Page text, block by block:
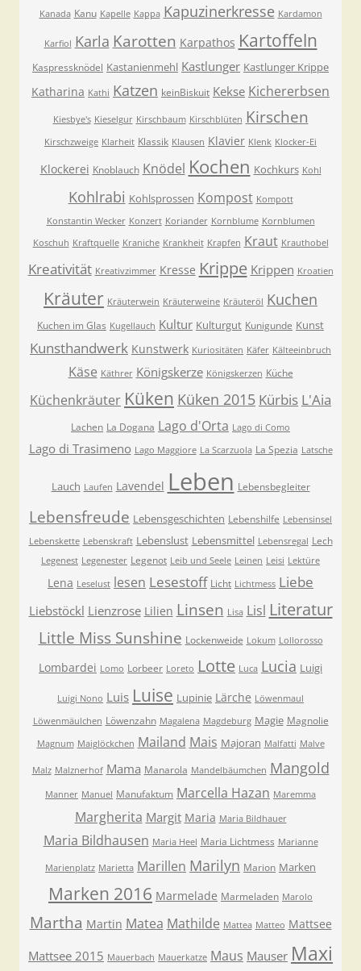
Kanada Kanu Kapelle Kappa Kapuzinerkresse Kardamon
Karfiol Karla Karotten Karpathos Kartoffeln
Kaspressknödel Kastanienmehl Kastlunger Kastlunger Krippe
Katharina Kathi Katzen keinBiskuit Kekse Kichererbsen
Kiesbye's Kieselgur Kirschbaum Kirschblüten Kirschen
Kirschzweige Klarheit Klassik Klausen Klavier Klenk Klocker-Ei
Klockerei Knoblauch Knödel Kochen Kochkurs Kohl
Kohlrabi Kohlsprossen Kompost Kompott
Konstantin Wecker Konzert Koriander Kornblume Kornblumen
Koschuh Kraftquelle Kraniche Krankheit Krapfen Kraut Krauthobel
Kreativität Kreativzimmer Kresse Krippe Krippen Kroatien
Kräuter Kräuterwein Kräuterweine Kräuteröl Kuchen
Kuchen im Glas Kugellauch Kultur Kulturgut Kunigunde Kunst
Kunsthandwerk Kunstwerk Kuriositäten Käfer Kälteeinbruch
Käse Käthrer Königskerze Königskerzen Küche
Küchenkräuter Küken Küken 2015 Kürbis L'Aia
Lachen La Dogana Lago d'Orta Lago di Como
Lago di Trasimeno Lago Maggiore La Scarzuola La Spezia Latsche
Lauch Laufen Lavendel Leben Lebensbegleiter
Lebensfreude Lebensgeschichten Lebenshilfe Lebensinsel
Lebenskette Lebenskraft Lebenslust Lebensmittel Lebensregal Lech
Legenest Legenester Legenot Leib und Seele Leinen Leisi Lektüre
Lena Leselust lesen Lesestoff Licht Lichtmess Liebe
Liebstöckl Lienzrose Lilien Linsen Lisa Lisl Literatur
Little Miss Sunshine Lockenweide Lokum Lollorosso
Lombardei Lomo Lorbeer Loreto Lotte Luca Lucia Luigi
Luigi Nono Luis Luise Lupinie Lärche Löwenmaul
Löwenmäulchen Löwenzahn Magalena Magdeburg Magie Magnolie
Magnum Maiglöckchen Mailand Mais Majoran Malfatti Malve
Malz Malznerhof Mama Manarola Mandelbäumchen Mangold
Manner Manuel Manufaktum Marcella Hazan Maremma
Margherita Margit Maria Maria Bildhauer
Maria Bildhausen Maria Heel Maria Lichtmess Marianne
Marienplatz Marietta Marillen Marilyn Marion Marken
Marken 2016 Marmelade Marmeladen Marolo
Martha Martin Matea Mathilde Mattea Matteo Mattsee
Mattsee 2015 Mauerbach Mauerkatze Maus Mauser Maxi